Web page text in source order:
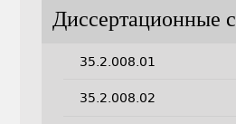
Диссертационные
35.2.008.01
35.2.008.02